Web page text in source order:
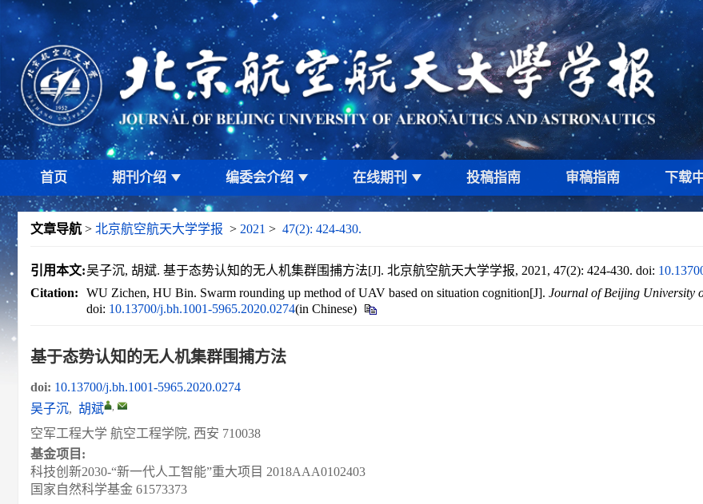
首页 期刊介绍 编委会介绍 在线期刊 投稿指南 审稿指南 下载
文章导航 > 北京航空航天大学学报 > 2021 > 47(2): 424-430.
引用本文:吴子沉, 胡斌. 基于态势认知的无人机集群围捕方法[J]. 北京航空航天大学学报, 2021, 47(2): 424-430. doi:
Citation:
WU Zichen, HU Bin. Swarm rounding up method of UAV based on situation cognition[J]. Journal of Beijing University
doi: 10.13700/j.bh.1001-5965.2020.0274(in Chinese)
基于态势认知的无人机集群围捕方法
doi: 10.13700/j.bh.1001-5965.2020.0274
吴子沉, 胡斌 ,
空军工程大学 航空工程学院, 西安 710038
基金项目:
科技创新2030-“新一代人工智能”重大项目 2018AAA0102403
国家自然科学基金 61573373